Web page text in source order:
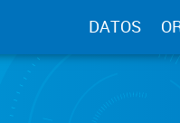
DATOS